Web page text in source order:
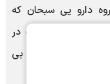
دارو یی سبحان که
مجمع ان سی خرداد بود و اطلاعیه اول 1403/11/3که در
اصلاحیه موکول به 1403/11/28شده تا باشد از این بی